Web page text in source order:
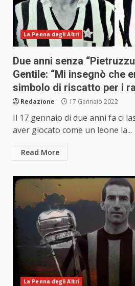
La Penna degli Altri
Due anni senza
Gentile: “Mi insegnò che
simbolo di riscatto per i
Redazione 17 Gennaio 2022
Il 17 gennaio di due anni fa ci
aver giocato come un leone la...
Read More
La Penna degli Altri